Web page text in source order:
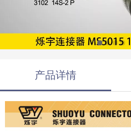
产品详情